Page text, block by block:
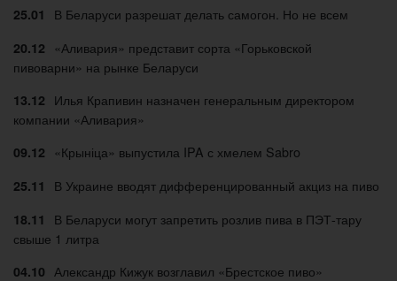
25.01 В Беларуси разрешат делать самогон. Но не всем
20.12
«Аливария» представит сорта «Горьковской
пивоварни» на рынке Беларуси
13.12 Илья Крапивин назначен генеральным директором
компании «Аливария»
09.12 «Крыніца» выпустила IPA с хмелем Sabro
25.11 В Украине вводят дифференцированный акциз на пиво
18.11
В Беларуси могут запретить розлив пива в ПЭТ-тару
свыше 1 литра
04.10 Александр Кижук возглавил «Брестское пиво»